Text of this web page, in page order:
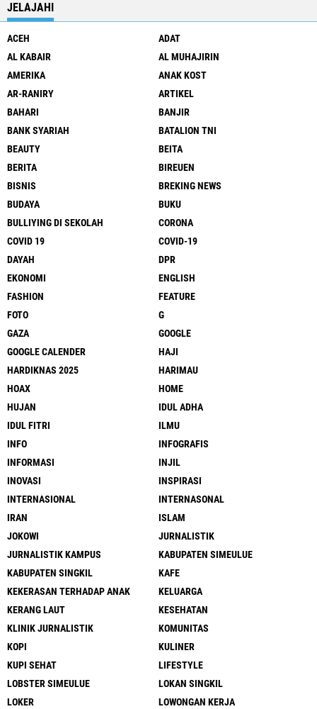
JELAJAHI
ACEH
ADAT
AL KABAIR
AL MUHAJIRIN
AMERIKA
ANAK KOST
AR-RANIRY
ARTIKEL
BAHARI
BANJIR
BANK SYARIAH
BATALION TNI
BEAUTY
BEITA
BERITA
BIREUEN
BISNIS
BREKING NEWS
BUDAYA
BUKU
BULLIYING DI SEKOLAH
CORONA
COVID 19
COVID-19
DAYAH
DPR
EKONOMI
ENGLISH
FASHION
FEATURE
FOTO
G
GAZA
GOOGLE
GOOGLE CALENDER
HAJI
HARDIKNAS 2025
HARIMAU
HOAX
HOME
HUJAN
IDUL ADHA
IDUL FITRI
ILMU
INFO
INFOGRAFIS
INFORMASI
INJIL
INOVASI
INSPIRASI
INTERNASIONAL
INTERNASONAL
IRAN
ISLAM
JOKOWI
JURNALISTIK
JURNALISTIK KAMPUS
KABUPATEN SIMEULUE
KABUPATEN SINGKIL
KAFE
KEKERASAN TERHADAP ANAK
KELUARGA
KERANG LAUT
KESEHATAN
KLINIK JURNALISTIK
KOMUNITAS
KOPI
KULINER
KUPI SEHAT
LIFESTYLE
LOBSTER SIMEULUE
LOKAN SINGKIL
LOKER
LOWONGAN KERJA